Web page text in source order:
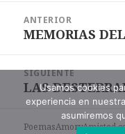
entradas
ANTERIOR
Entrada
MEMORIAS
SIGUIENTE
Entrada
siguiente:
LASUsamos cookies
experiencia en
asumiremos